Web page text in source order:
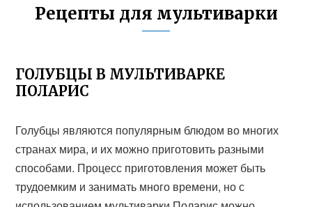
Рецепты для мультиварки
ГОЛУБЦЫ В МУЛЬТИВАРКЕ
ПОЛАРИС
Голубцы являются популярным блюдом во многих
странах мира, и их можно приготовить разными
способами. Процесс приготовления может быть
трудоемким и занимать много времени, но с